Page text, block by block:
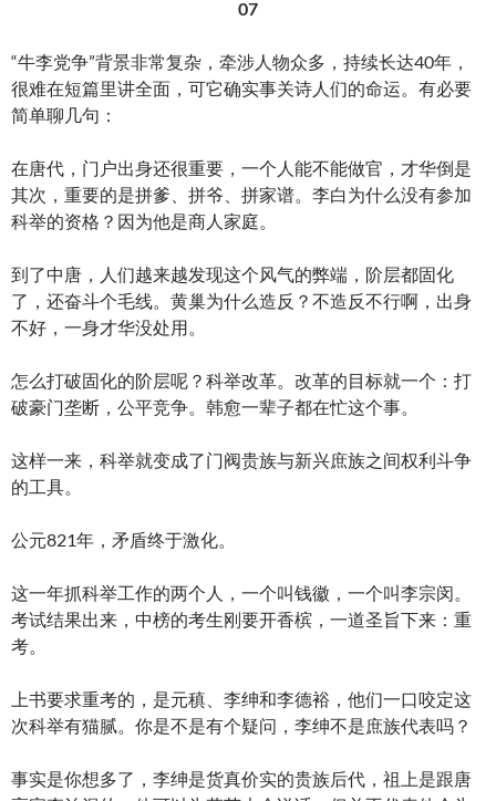
07
“牛李党争”背景非常复杂，牵涉人物众多，持续长达40年，
很难在短篇里讲全面，可它确实事关诗人们的命运。有必要
简单聊几句：
在唐代，门户出身还很重要，一个人能不能做官，才华倒是
其次，重要的是拼爹、拼爷、拼家谱。李白为什么没有参加
科举的资格？因为他是商人家庭。
到了中唐，人们越来越发现这个风气的弊端，阶层都固化
了，还奋斗个毛线。黄巢为什么造反？不造反不行啊，出身
不好，一身才华没处用。
怎么打破固化的阶层呢？科举改革。改革的目标就一个：打
破豪门垄断，公平竞争。韩愈一辈子都在忙这个事。
这样一来，科举就变成了门阀贵族与新兴庶族之间权利斗争
的工具。
公元821年，矛盾终于激化。
这一年抓科举工作的两个人，一个叫钱徽，一个叫李宗闵。
考试结果出来，中榜的考生刚要开香槟，一道圣旨下来：重
考。
上书要求重考的，是元稹、李绅和李德裕，他们一口咬定这
次科举有猫腻。你是不是有个疑问，李绅不是庶族代表吗？
事实是你想多了，李绅是货真价实的贵族后代，祖上是跟唐